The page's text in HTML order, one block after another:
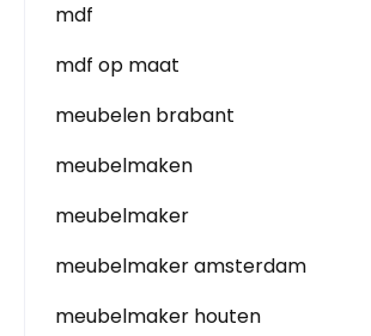
mdf
mdf op maat
meubelen brabant
meubelmaken
meubelmaker
meubelmaker amsterdam
meubelmaker houten